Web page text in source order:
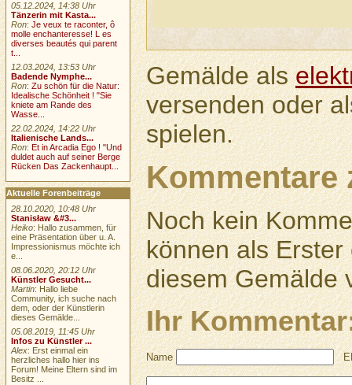
Gemälde als
versenden oder
spielen.
Kommentare
Noch kein
können als
diesem Gemälde
Ihr
Name
05.12.2024, 14:38 Uhr
Tänzerin mit Kasta...
Ron:Je veux te raconter, ô
molle enchanteresse! L es
diverses beautés qui parent
t...
12.03.2024, 13:53 Uhr
Badende Nymphe...
Ron:Zu schön für die Natur:
Idealische Schönheit ! "Sie
kniete am Rande des
Wasse...
22.02.2024, 14:22 Uhr
Italienische Lands...
Ron:Et in Arcadia Ego ! "Und
duldet auch auf seiner Berge
Rücken Das Zackenhaupt...
Aktuelle Forenbeiträge
28.10.2020, 10:48 Uhr
Stanisław &#3...
Heiko: Hallo zusammen, für
eine Präsentation über u. A.
Impressionismus möchte ich
e...
08.06.2020, 20:12 Uhr
Künstler Gesucht...
Martin: Hallo liebe
Community, ich suche nach
dem, oder der Künstlerin
dieses Gemälde...
05.08.2019, 11:45 Uhr
Infos zu Künstler ...
Alex: Erst einmal ein
herzliches hallo hier ins
Forum! Meine Eltern sind im
Besitz ...